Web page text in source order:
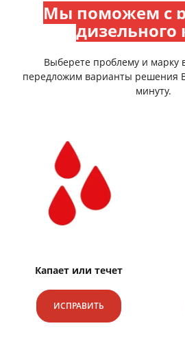
Мы поможем с
дизельного
Выберете проблему и марку
передложим варианты решения
минуту.
Капает или течет
ИСПРАВИТЬ